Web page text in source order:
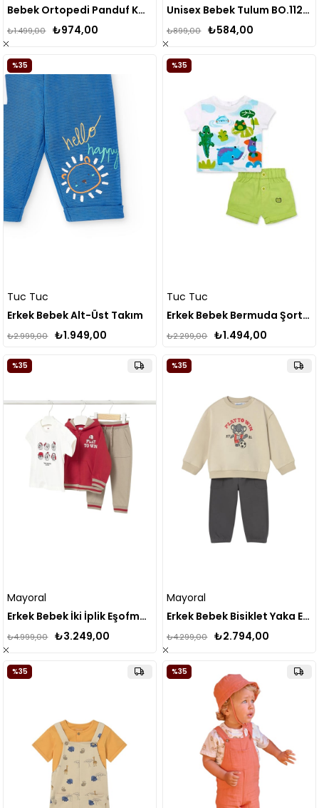
Bebek Ortopedi Panduf Kahverengi
₺974,00
₺1.499,00
Unisex Bebek Tulum BO.112082
₺584,00
₺899,00
Tuc Tuc
Erkek Bebek Alt-Üst Takım
₺1.949,00
₺2.999,00
%35
Tuc Tuc
Erkek Bebek Bermuda Şort Takımı TUC TUC 11368643
₺1.494,00
₺2.299,00
%35
Mayoral
Erkek Bebek İki İplik Eşofman Takım Kırmızı
₺3.249,00
₺4.999,00
%35
Mayoral
Erkek Bebek Bisiklet Yaka Eşofman Takım Bej
₺2.794,00
₺4.299,00
%35
%35 %35